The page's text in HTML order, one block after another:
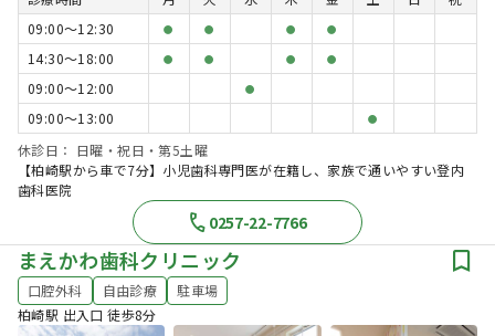
09:00〜12:30
● ● ● ●
14:30〜18:00 ● ● ● ●
09:00〜12:00 ●
09:00〜13:00 ●
休診日： 日曜・祝日・第5土曜
【柏崎駅から車で7分】小児歯科専門医が在籍し、家族で通いやすい登内
歯科医院
0257-22-7766
まえかわ歯科クリニック
口腔外科 自由診療
駐車場
柏崎駅 出入口 徒歩8分